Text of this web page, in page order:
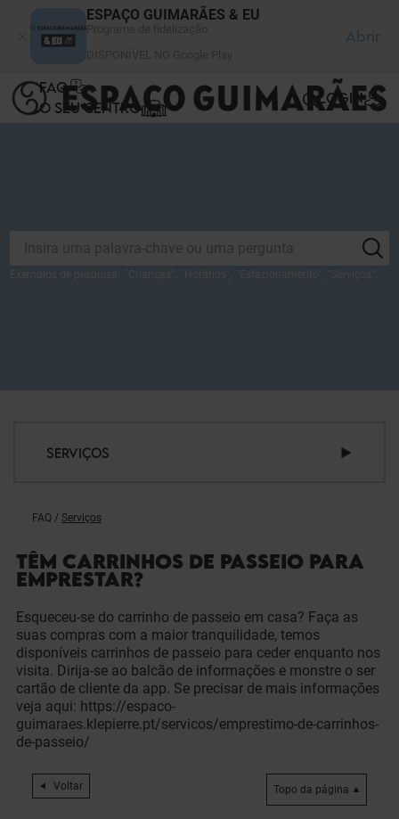
ESPAÇO GUIMARÃES & EU
Abrir
FAQ
O SEU CENTRO
LOGIN
SERVIÇOS
FAQ / Serviços
TÊM CARRINHOS DE PASSEIO PARA
EMPRESTAR?
Esqueceu-se do carrinho de passeio em casa? Faça as
suas compras com a maior tranquilidade, temos
disponíveis carrinhos de passeio para ceder enquanto nos
visita. Dirija-se ao balcão de informações e monstre o ser
cartão de cliente da app. Se precisar de mais informações
veja aqui: https://espaco-
guimaraes.klepierre.pt/servicos/emprestimo-de-carrinhos-
de-passeio/
Voltar Topo da página
Painel de Gerenciamento de Cookies